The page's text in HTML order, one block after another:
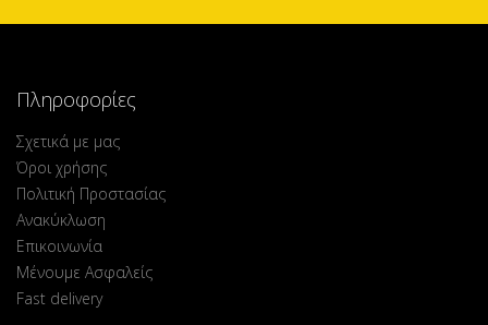
Πληροφορίες
Σχετικά με μας
Όροι χρήσης
Πολιτική Προστασίας
Ανακύκλωση
Επικοινωνία
Μένουμε Ασφαλείς
Fast delivery